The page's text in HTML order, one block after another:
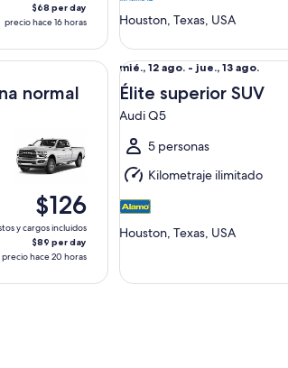
$68 per day
precio hace 16 horas
Houston, Texas, USA
normal
$126
y cargos incluidos
$89 per day
precio hace 20 horas
(pickup) Ram 2500 Big Horn
Del
mié.,
12
ago.
al
jue.,
13
ago.
mié., 12 ago. - jue., 13 ago.
Élite superior SUV
Audi Q5
5 personas
Kilometraje ilimitado
Houston, Texas, USA
Élite superior SUV Audi Q5